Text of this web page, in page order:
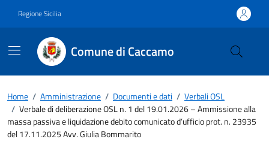
Regione Sicilia
Comune di Caccamo
Home / Amministrazione / Documenti e dati / Verbali OSL
/ Verbale di deliberazione OSL n. 1 del 19.01.2026 – Ammissione alla
massa passiva e liquidazione debito comunicato d’ufficio prot. n. 23935
del 17.11.2025 Avv. Giulia Bommarito